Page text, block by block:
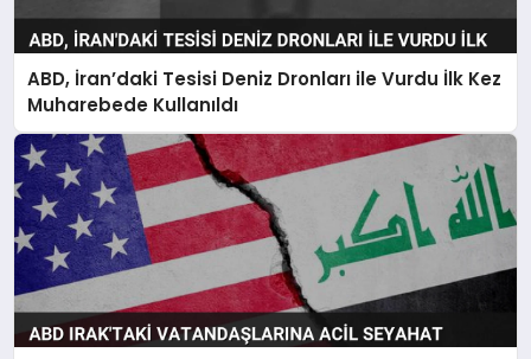
ABD, İran’daki Tesisi Deniz Dronları ile Vurdu İlk Kez
Muharebede Kullanıldı